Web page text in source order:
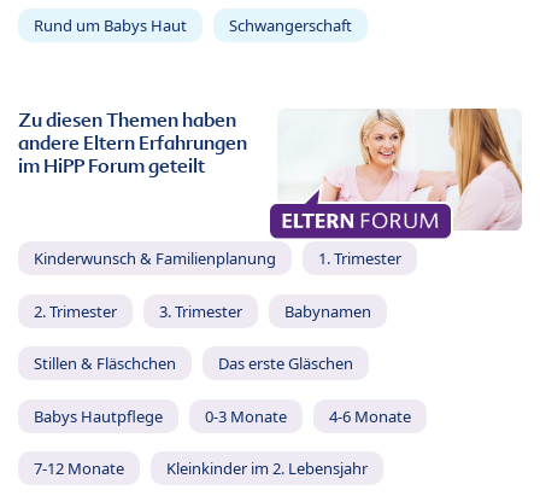
Rund um Babys Haut Schwangerschaft
Zu diesen Themen haben
andere Eltern Erfahrungen
im HiPP Forum geteilt
Kinderwunsch & Familienplanung 1. Trimester
2. Trimester 3. Trimester Babynamen
Stillen & Fläschchen Das erste Gläschen
Babys Hautpflege 0-3 Monate 4-6 Monate
7-12 Monate Kleinkinder im 2. Lebensjahr